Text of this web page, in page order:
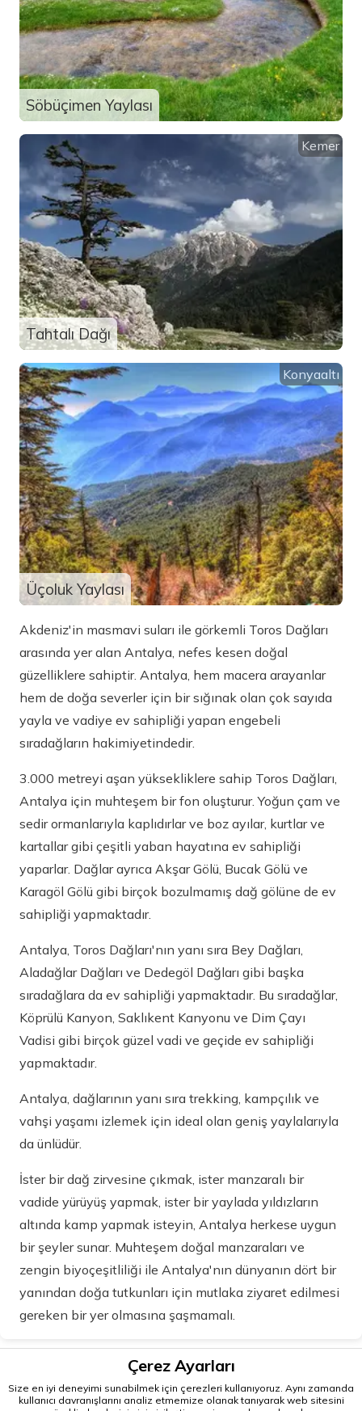
Söbüçimen Yaylası
Tahtalı Dağı
Kemer
Üçoluk Yaylası
Konyaaltı
Akdeniz'in masmavi suları ile görkemli Toros Dağları
arasında yer alan Antalya, nefes kesen doğal
güzelliklere sahiptir. Antalya, hem macera arayanlar
hem de doğa severler için bir sığınak olan çok sayıda
yayla ve vadiye ev sahipliği yapan engebeli
sıradağların hakimiyetindedir.
3.000 metreyi aşan yüksekliklere sahip Toros Dağları,
Antalya için muhteşem bir fon oluşturur. Yoğun çam ve
sedir ormanlarıyla kaplıdırlar ve boz ayılar, kurtlar ve
kartallar gibi çeşitli yaban hayatına ev sahipliği
yaparlar. Dağlar ayrıca Akşar Gölü, Bucak Gölü ve
Karagöl Gölü gibi birçok bozulmamış dağ gölüne de ev
sahipliği yapmaktadır.
Antalya, Toros Dağları'nın yanı sıra Bey Dağları,
Aladağlar Dağları ve Dedegöl Dağları gibi başka
sıradağlara da ev sahipliği yapmaktadır. Bu sıradağlar,
Köprülü Kanyon, Saklıkent Kanyonu ve Dim Çayı
Vadisi gibi birçok güzel vadi ve geçide ev sahipliği
yapmaktadır.
Antalya, dağlarının yanı sıra trekking, kampçılık ve
vahşi yaşamı izlemek için ideal olan geniş yaylalarıyla
da ünlüdür.
İster bir dağ zirvesine çıkmak, ister manzaralı bir
vadide yürüyüş yapmak, ister bir yaylada yıldızların
altında kamp yapmak isteyin, Antalya herkese uygun
bir şeyler sunar. Muhteşem doğal manzaraları ve
zengin biyoçeşitliliği ile Antalya'nın dünyanın dört bir
yanından doğa tutkunları için mutlaka ziyaret edilmesi
gereken bir yer olmasına şaşmamalı.
Çerez Ayarları
Size en iyi deneyimi sunabilmek için çerezleri kullanıyoruz. Aynı zamanda
kullanıcı davranışlarını analiz etmemize olanak tanıyarak web sitesini